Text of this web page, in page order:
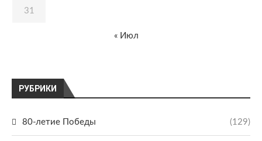
РУБРИКИ
80-летие Победы (129)
31
« Июл